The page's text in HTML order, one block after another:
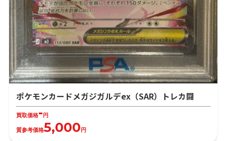
ポケモンカードメガジガルデex（SAR）トレカ闘
買取価格- 円
質参考価格5,000 円